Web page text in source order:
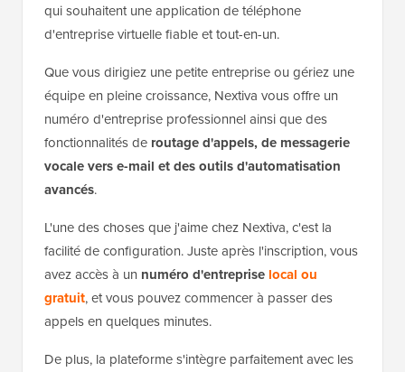
qui souhaitent une application de téléphone
d'entreprise virtuelle fiable et tout-en-un.
Que vous dirigiez une petite entreprise ou gériez une
équipe en pleine croissance, Nextiva vous offre un
numéro d'entreprise professionnel ainsi que des
fonctionnalités de routage d'appels, de messagerie
vocale vers e-mail et des outils d'automatisation
avancés.
L'une des choses que j'aime chez Nextiva, c'est la
facilité de configuration. Juste après l'inscription, vous
avez accès à un numéro d'entreprise local ou
gratuit, et vous pouvez commencer à passer des
appels en quelques minutes.
De plus, la plateforme s'intègre parfaitement avec les